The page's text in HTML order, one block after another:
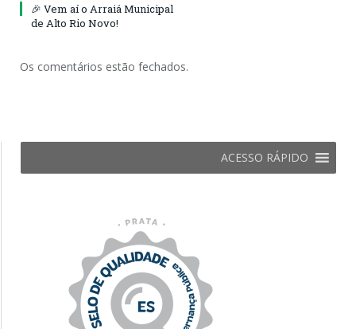
🎉 Vem aí o Arraiá Municipal
de Alto Rio Novo!
Os comentários estão fechados.
ACESSO RÁPIDO